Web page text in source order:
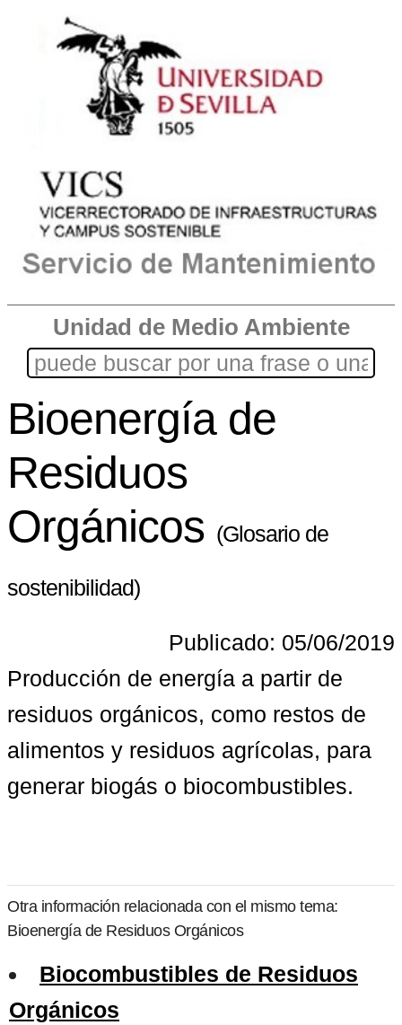
Unidad de Medio Ambiente
Bioenergía de
Residuos
Orgánicos (Glosario de
sostenibilidad)
Publicado: 05/06/2019
Producción de energía a partir de
residuos orgánicos, como restos de
alimentos y residuos agrícolas, para
generar biogás o biocombustibles.
Otra información relacionada con el mismo tema:
Bioenergía de Residuos Orgánicos
Biocombustibles de Residuos
Orgánicos